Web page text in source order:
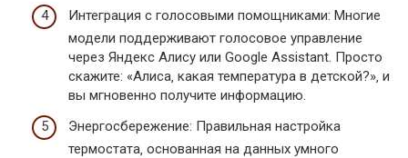
Интеграция с голосовыми помощниками: Многие
модели поддерживают голосовое управление
через Яндекс Алису или Google Assistant. Просто
скажите: «Алиса‚ какая температура в детской?»‚ и
вы мгновенно получите информацию.
Энергосбережение: Правильная настройка
термостата‚ основанная на данных умного